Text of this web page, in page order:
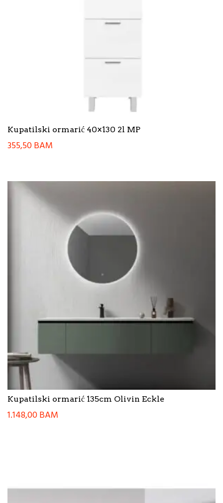
Kupatilski ormarić 40×130 2l MP
355,50BAM
Kupatilski ormarić 135cm Olivin Eckle
1.148,00BAM